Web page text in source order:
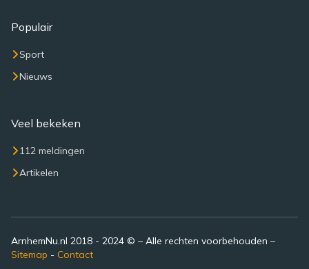
Populair
Sport
Nieuws
Veel bekeken
112 meldingen
Artikelen
ArnhemNu.nl 2018 - 2024 © – Alle rechten voorbehouden –
Sitemap - Contact